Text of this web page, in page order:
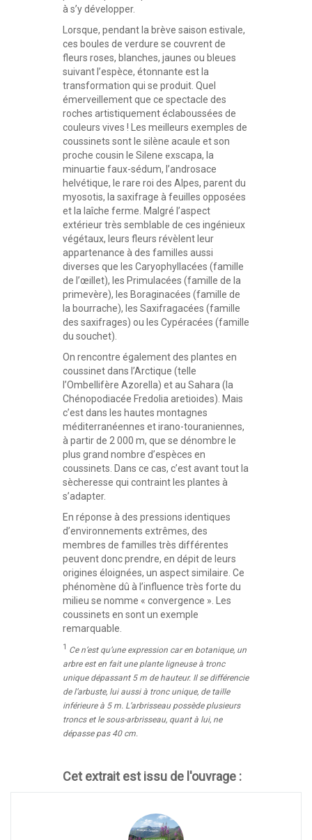
à s’y développer.
Lorsque, pendant la brève saison estivale,
ces boules de verdure se couvrent de
fleurs roses, blanches, jaunes ou bleues
suivant l’espèce, étonnante est la
transformation qui se produit. Quel
émerveillement que ce spectacle des
roches artistiquement éclaboussées de
couleurs vives ! Les meilleurs exemples de
coussinets sont le silène acaule et son
proche cousin le Silene exscapa, la
minuartie faux-sédum, l’androsace
helvétique, le rare roi des Alpes, parent du
myosotis, la saxifrage à feuilles opposées
et la laîche ferme. Malgré l’aspect
extérieur très semblable de ces ingénieux
végétaux, leurs fleurs révèlent leur
appartenance à des familles aussi
diverses que les Caryophyllacées (famille
de l’œillet), les Primulacées (famille de la
primevère), les Boraginacées (famille de
la bourrache), les Saxifragacées (famille
des saxifrages) ou les Cypéracées (famille
du souchet).
On rencontre également des plantes en
coussinet dans l’Arctique (telle
l’Ombellifère Azorella) et au Sahara (la
Chénopodiacée Fredolia aretioides). Mais
c’est dans les hautes montagnes
méditerranéennes et irano-touraniennes,
à partir de 2 000 m, que se dénombre le
plus grand nombre d’espèces en
coussinets. Dans ce cas, c’est avant tout la
sècheresse qui contraint les plantes à
s’adapter.
En réponse à des pressions identiques
d’environnements extrêmes, des
membres de familles très différentes
peuvent donc prendre, en dépit de leurs
origines éloignées, un aspect similaire. Ce
phénomène dû à l’influence très forte du
milieu se nomme « convergence ». Les
coussinets en sont un exemple
remarquable.
1 Ce n’est qu’une expression car en botanique, un
arbre est en fait une plante ligneuse à tronc
unique dépassant 5 m de hauteur. Il se différencie
de l’arbuste, lui aussi à tronc unique, de taille
inférieure à 5 m. L’arbrisseau possède plusieurs
troncs et le sous-arbrisseau, quant à lui, ne
dépasse pas 40 cm.
Cet extrait est issu de l'ouvrage :